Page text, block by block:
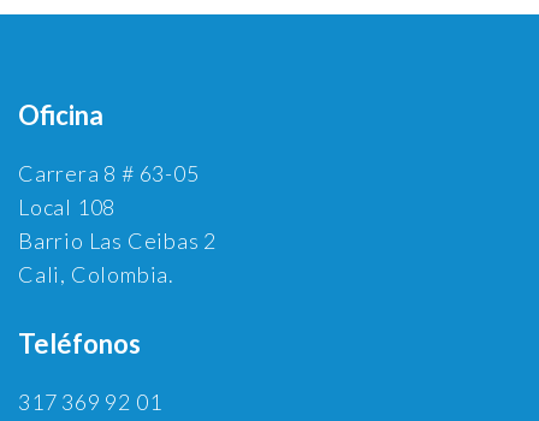
Oficina
Carrera 8 # 63-05
Local 108
Barrio Las Ceibas 2
Cali, Colombia.
Teléfonos
317 369 92 01